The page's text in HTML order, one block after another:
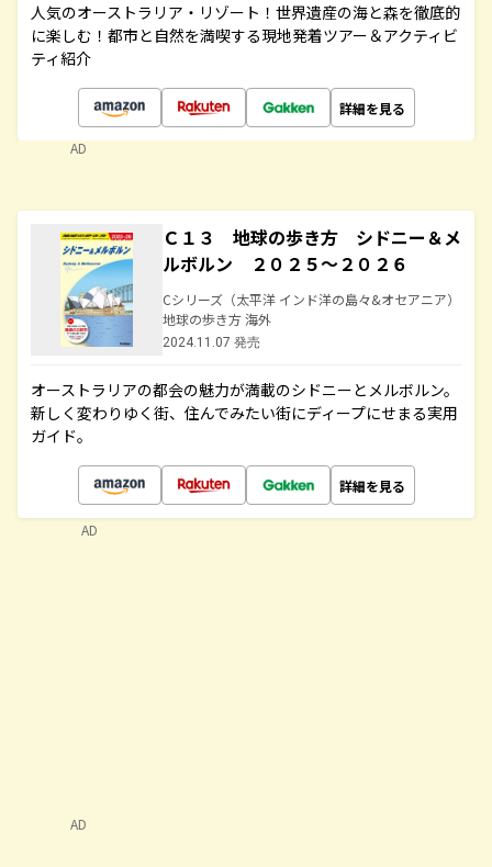
人気のオーストラリア・リゾート！世界遺産の海と森を徹底的
に楽しむ！都市と自然を満喫する現地発着ツアー＆アクティビ
ティ紹介
詳細を見る
AD
Ｃ１３ 地球の歩き方 シドニー＆メ
ルボルン ２０２５～２０２６
Cシリーズ（太平洋 インド洋の島々&オセアニア）
地球の歩き方 海外
2024.11.07 発売
オーストラリアの都会の魅力が満載のシドニーとメルボルン。
新しく変わりゆく街、住んでみたい街にディープにせまる実用
ガイド。
詳細を見る
AD
AD